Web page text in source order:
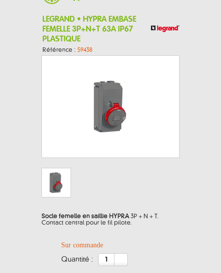
LEGRAND • HYPRA EMBASE
FEMELLE 3P+N+T 63A IP67
PLASTIQUE
Référence : 59438
Socle femelle en saillie HYPRA 3P + N + T.
Contact central pour le fil pilote.
Sur commande
quantité :